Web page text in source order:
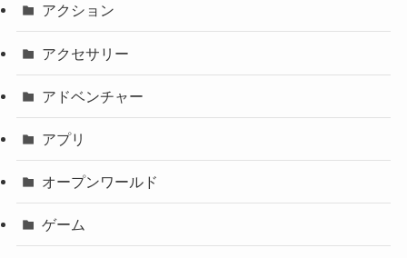
アクション
アクセサリー
アドベンチャー
アプリ
オープンワールド
ゲーム